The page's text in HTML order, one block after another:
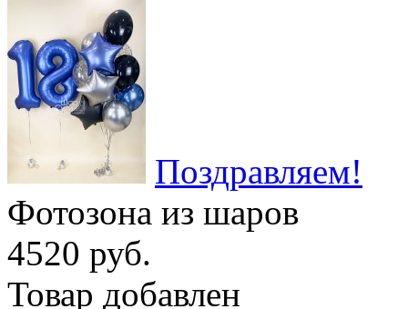
Поздравляем!
Фотозона из шаров
4520 руб.
Товар добавлен